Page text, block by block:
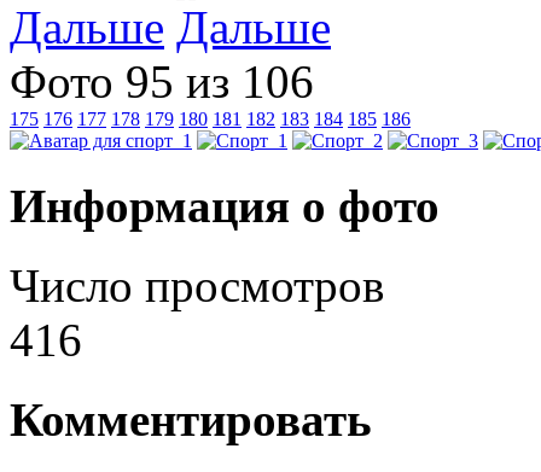
Дальше
Фото 95 из 106
175 176 177 178 179 180 181 182 183 184 185 186
Информация о фото
Число просмотров
416
Комментировать